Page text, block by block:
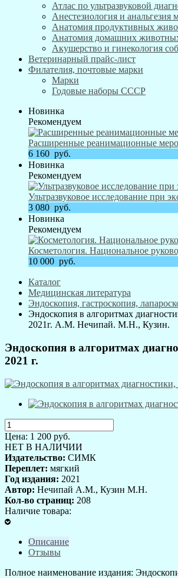
Атлас по ультразвуковой
Анестезиология и
Анатомия продуктивных
Анатомия домашних
Акушерство и гинекология
Ветеринарный прайс-лист
Филателия, почтовые марки
Марки
Годовые наборы СССР
Новинка
Рекомендуем
Расширенные реанимационные
6 160 руб.
Новинка
Рекомендуем
Ультразвуковое исследование при
3 080 руб.
Новинка
Рекомендуем
Косметология. Национальное
10 000 руб.
Каталог
Медицинская литература
Эндоскопия, гастроскопия,
Эндоскопия в алгоритмах
2021г. А.М. Нечипай. М.Н., Кузин.
Эндоскопия в алгоритмах
2021 г.
Цена: 1 200 руб.
НЕТ В НАЛИЧИИ
Издательство: СИМК
Переплет: мягкий
Год издания: 2021
Автор: Нечипай А.М., Кузин М.Н.
Кол-во страниц: 208
Наличие товара:
Описание
Отзывы
Полное наименование издания: